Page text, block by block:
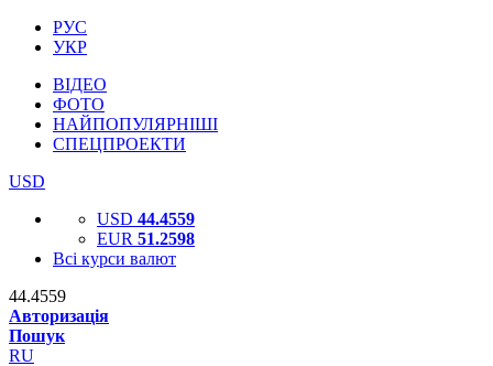
РУС
УКР
ВІДЕО
ФОТО
НАЙПОПУЛЯРНІШІ
СПЕЦПРОЕКТИ
USD
USD 44.4559
EUR 51.2598
Всі курси валют
44.4559
Авторизація
Пошук
RU